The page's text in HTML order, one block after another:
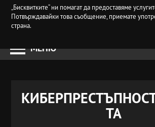
„Бисквитките“ ни помагат да предоставяме
Потвърждавайки това съобщение, приемате
страна.
МЕНЮ
ТА